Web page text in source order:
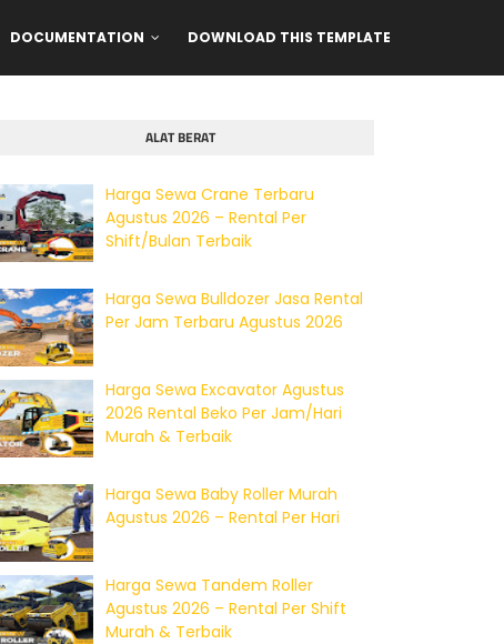
DOCUMENTATION DOWNLOAD THIS TEMPLATE
ALAT BERAT
Harga Sewa Crane Terbaru
Agustus 2026 – Rental Per
Shift/Bulan Terbaik
Harga Sewa Bulldozer Jasa Rental
Per Jam Terbaru Agustus 2026
Harga Sewa Excavator Agustus
2026 Rental Beko Per Jam/Hari
Murah & Terbaik
Harga Sewa Baby Roller Murah
Agustus 2026 – Rental Per Hari
Harga Sewa Tandem Roller
Agustus 2026 – Rental Per Shift
Murah & Terbaik